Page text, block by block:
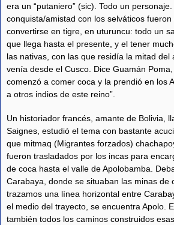
era un “putaniero” (sic). Todo un
conquista/amistad con los selváticos
convertirse en tigre, en uturuncu: todo un
que llega hasta el presente, y el tener
las nativas, con las que residía la mitad del
venía desde el Cusco. Dice Guamán
comenzó a comer coca y la prendió en los
a otros indios de este reino”.
Un historiador francés, amante de Bolivia,
Saignes, estudió el tema con bastante
que mitmaq (Migrantes forzados)
fueron trasladados por los incas para
de coca hasta el valle de Apolobamba.
Carabaya, donde se situaban las minas de
trazamos una línea horizontal entre
el medio del trayecto, se encuentra Apolo.
también todos los caminos construidos